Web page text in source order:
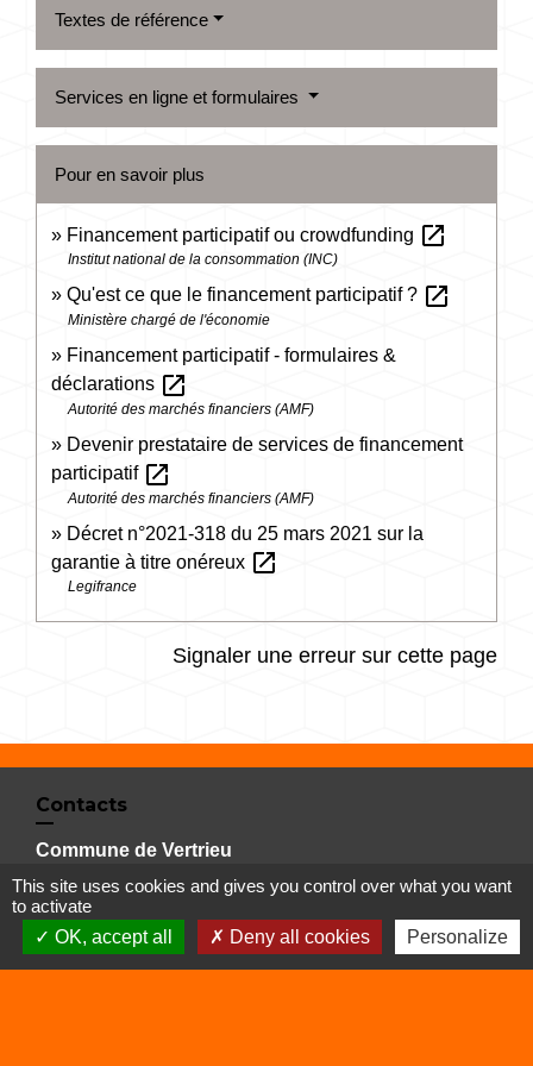
Textes de référence
Services en ligne et formulaires
Pour en savoir plus
Financement participatif ou crowdfunding open_in_new
Institut national de la consommation (INC)
Qu'est ce que le financement participatif ? open_in_new
Ministère chargé de l'économie
Financement participatif - formulaires &
déclarations open_in_new
Autorité des marchés financiers (AMF)
Devenir prestataire de services de financement
participatif open_in_new
Autorité des marchés financiers (AMF)
Décret n°2021-318 du 25 mars 2021 sur la
garantie à titre onéreux open_in_new
Legifrance
Signaler une erreur sur cette page
Contacts
Commune de Vertrieu
1 place de la Mairie
38390 Vertrieu - FRANCE
+33 4 74 90 61 68
This site uses cookies and gives you control over what you want
to activate
OK, accept all
Deny all cookies Personalize